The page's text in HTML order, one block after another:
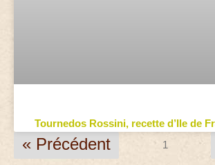
Tournedos Rossini, recette d’Ile de
« Précédent 1